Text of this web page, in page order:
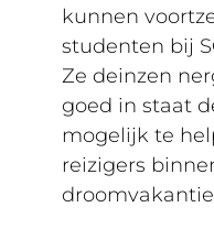
kunnen
studenten bij
Ze deinzen
goed in staat
mogelijk te
reizigers